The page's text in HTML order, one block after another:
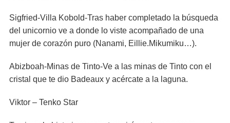
Sigfried-Villa Kobold-Tras haber completado la búsqueda
del unicornio ve a donde lo viste acompañado de una
mujer de corazón puro (Nanami, Eillie.Mikumiku…).
Abizboah-Minas de Tinto-Ve a las minas de Tinto con el
cristal que te dio Badeaux y acércate a la laguna.
Viktor – Tenko Star